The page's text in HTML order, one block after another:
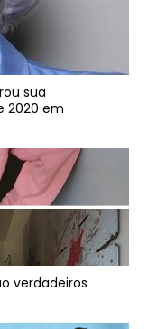
sua
2020 em
verdadeiros